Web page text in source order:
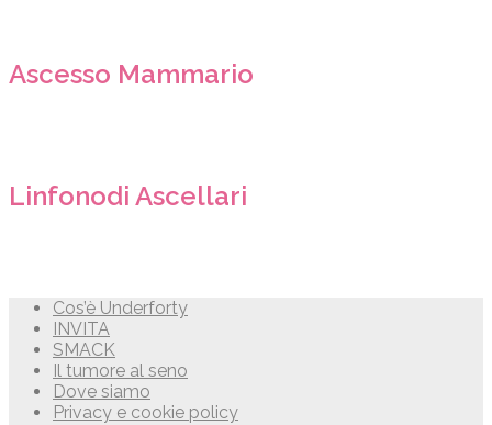
Ascesso Mammario
Linfonodi Ascellari
Cos’è Underforty
INVITA
SMACK
Il tumore al seno
Dove siamo
Privacy e cookie policy